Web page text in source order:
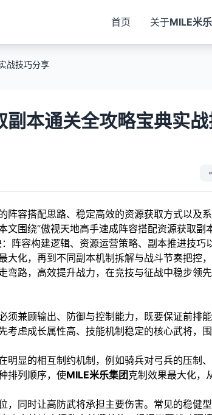
首页 关于MILE米乐
战技巧分享
本通关全攻略宝典实
阵容搭配思路、稳定高效的资源获取方式以及
围绕“傲视天地高手速成阵容搭配资源获取副
阵容构建逻辑、资源运营策略、副本推进技巧
大化，再到不同副本机制拆解与战斗节奏把控
弯路，高效提升战力，在竞技与征战中稳步领
须兼顾输出、防御与控制能力，既要保证前排
考虑成长属性高、技能机制稳定的核心武将，
明显的相互制约机制，例如骑兵对弓兵的压制
排列顺序，使MILE米乐集团克制效果最大化，
，同时让高防武将承担主要伤害。常见的稳健